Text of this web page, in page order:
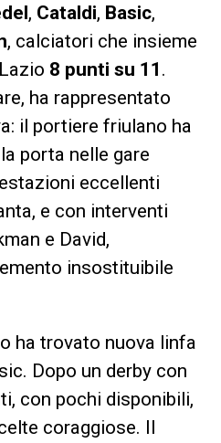
, Cataldi, Basic,
, calciatori che insieme
8 punti su 11 .
ha rappresentato
il portiere friulano ha
porta nelle gare
eccellenti
e con interventi
e David,
insostituibile
ha trovato nuova linfa
Dopo un derby con
con pochi disponibili,
coraggiose. Il